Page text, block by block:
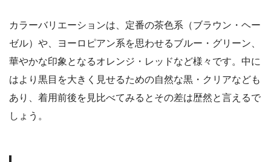
カラーバリエーションは、定番の茶色系（ブラウン・ヘー
ゼル）や、ヨーロピアン系を思わせるブルー・グリーン、
華やかな印象となるオレンジ・レッドなど様々です。中に
はより黒目を大きく見せるための自然な黒・クリアなども
あり、着用前後を見比べてみるとその差は歴然と言えるで
しょう。